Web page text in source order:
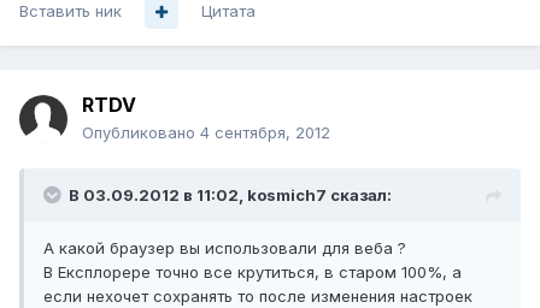
Вставить ник Цитата
RTDV
Опубликовано 4 сентября, 2012
В 03.09.2012 в 11:02, kosmich7 сказал:
А какой браузер вы использовали для веба ?
В Експлорере точно все крутиться, в старом 100%, а
если нехочет сохранять то после изменения настроек